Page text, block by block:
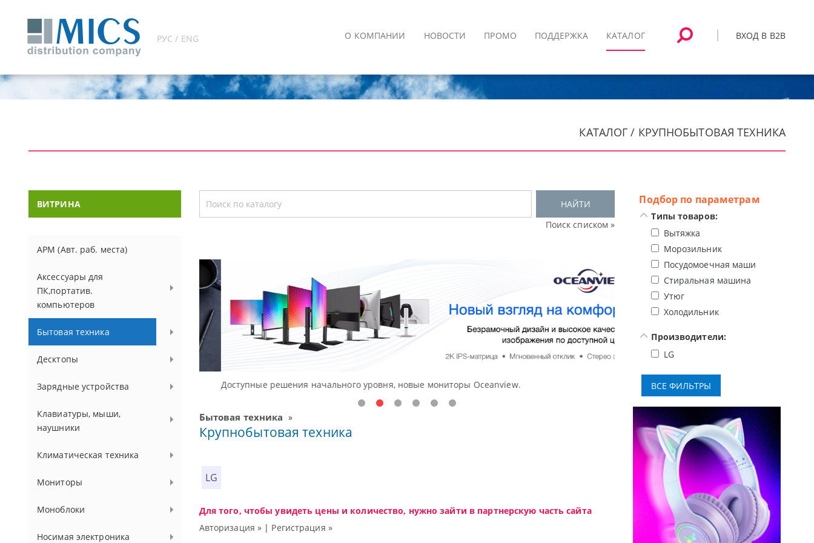
РУС / ENG ВХОД В B2B
О КОМПАНИИ НОВОСТИ ПРОМО ПОДДЕРЖКА КАТАЛОГ
КАТАЛОГ / КРУПНОБЫТОВАЯ ТЕХНИКА
ВИТРИНА
АРМ (Авт. раб. места)
Аксессуары для
ПК,портатив.
компьютеров
Бытовая техника
Десктопы
Зарядные устройства
Клавиатуры, мыши,
наушники
Климатическая техника
Мониторы
Моноблоки
Носимая электроника
НАЙТИ
Поиск списком »
Доступные решения начального уровня, новые мониторы Oceanview. Высокотехнологичная игровая периферия
Бытовая техника »
Крупнобытовая техника
LG
Для того, чтобы увидеть цены и количество, нужно зайти в партнерскую часть сайта
Авторизация » | Регистрация »
Подбор по параметрам
Типы товаров:
Вытяжка
Морозильник
Посудомоечная машина
Стиральная машина
Утюг
Холодильник
Производители:
LG